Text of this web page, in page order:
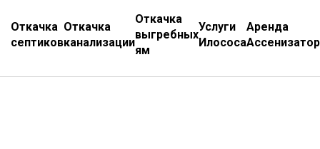
Откачка
септиков
Откачка
канализации
Откачка
выгребных
ям
Услуги
Илососа
Аренда